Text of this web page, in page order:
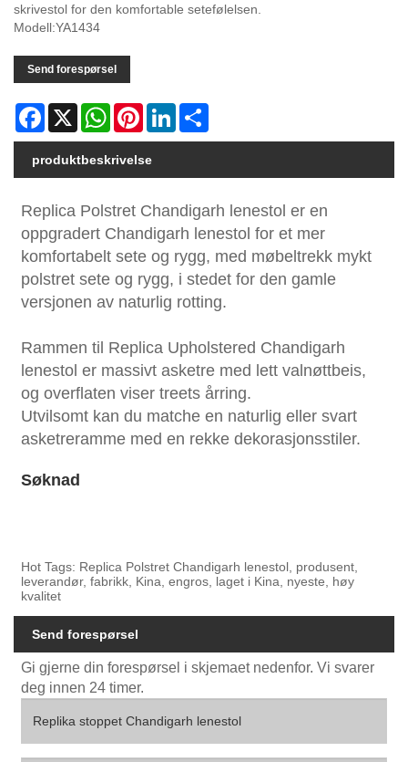
skrivestol for den komfortable setefølelsen.
Modell:YA1434
Send forespørsel
Facebook
X WhatsAppPinterestLinkedIn
produktbeskrivelse
Replica Polstret Chandigarh lenestol er en
oppgradert Chandigarh lenestol for et mer
komfortabelt sete og rygg, med møbeltrekk mykt
polstret sete og rygg, i stedet for den gamle
versjonen av naturlig rotting.
Rammen til Replica Upholstered Chandigarh
lenestol er massivt asketre med lett valnøttbeis,
og overflaten viser treets årring.
Utvilsomt kan du matche en naturlig eller svart
asketreramme med en rekke dekorasjonsstiler.
Søknad
Hot Tags: Replica Polstret Chandigarh lenestol, produsent,
leverandør, fabrikk, Kina, engros, laget i Kina, nyeste, høy
kvalitet
Send forespørsel
Gi gjerne din forespørsel i skjemaet nedenfor. Vi svarer
deg innen 24 timer.